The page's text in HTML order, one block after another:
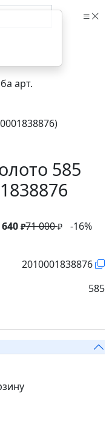
арт.
585
₽71 000₽ -16%
2010001838876
585